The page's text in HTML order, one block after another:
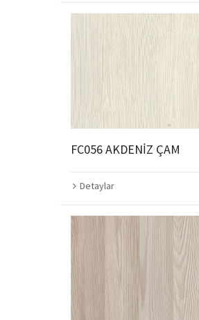
FC056 AKDENİZ ÇAM
Detaylar